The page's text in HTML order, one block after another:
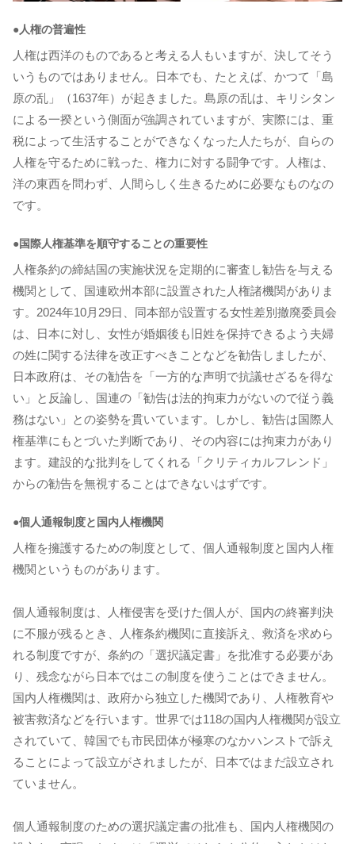
●人権の普遍性
人権は西洋のものであると考える人もいますが、決してそう
いうものではありません。日本でも、たとえば、かつて「島
原の乱」（1637年）が起きました。島原の乱は、キリシタン
による一揆という側面が強調されていますが、実際には、重
税によって生活することができなくなった人たちが、自らの
人権を守るために戦った、権力に対する闘争です。人権は、
洋の東西を問わず、人間らしく生きるために必要なものなの
です。
●国際人権基準を順守することの重要性
人権条約の締結国の実施状況を定期的に審査し勧告を与える
機関として、国連欧州本部に設置された人権諸機関がありま
す。2024年10月29日、同本部が設置する女性差別撤廃委員会
は、日本に対し、女性が婚姻後も旧姓を保持できるよう夫婦
の姓に関する法律を改正すべきことなどを勧告しましたが、
日本政府は、その勧告を「一方的な声明で抗議せざるを得な
い」と反論し、国連の「勧告は法的拘束力がないので従う義
務はない」との姿勢を貫いています。しかし、勧告は国際人
権基準にもとづいた判断であり、その内容には拘束力があり
ます。建設的な批判をしてくれる「クリティカルフレンド」
からの勧告を無視することはできないはずです。
●個人通報制度と国内人権機関
人権を擁護するための制度として、個人通報制度と国内人権
機関というものがあります。
個人通報制度は、人権侵害を受けた個人が、国内の終審判決
に不服が残るとき、人権条約機関に直接訴え、救済を求めら
れる制度ですが、条約の「選択議定書」を批准する必要があ
り、残念ながら日本ではこの制度を使うことはできません。
国内人権機関は、政府から独立した機関であり、人権教育や
被害救済などを行います。世界では118の国内人権機関が設立
されていて、韓国でも市民団体が極寒のなかハンストで訴え
ることによって設立がされましたが、日本ではまだ設立され
ていません。
個人通報制度のための選択議定書の批准も、国内人権機関の